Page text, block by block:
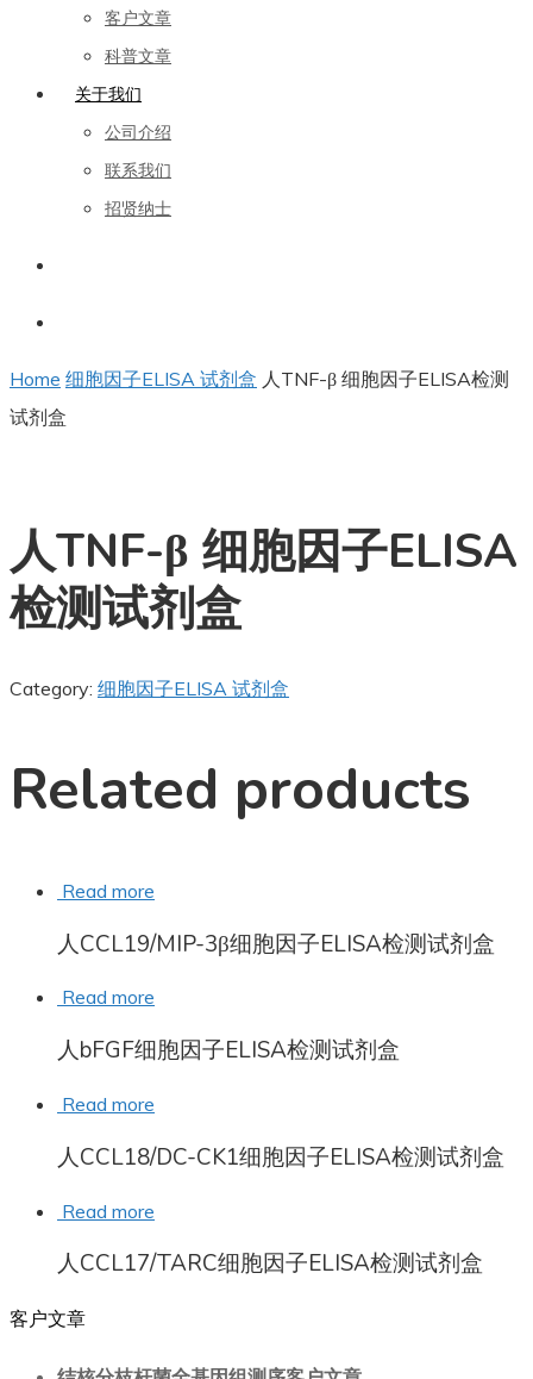
客户文章
科普文章
关于我们
公司介绍
联系我们
招贤纳士
Home 细胞因子ELISA 试剂盒 人TNF-β 细胞因子ELISA检测
试剂盒
人TNF-β 细胞因子ELISA
检测试剂盒
Category: 细胞因子ELISA 试剂盒
Related products
Read more
人CCL19/MIP-3β细胞因子ELISA检测试剂盒
Read more
人bFGF细胞因子ELISA检测试剂盒
Read more
人CCL18/DC-CK1细胞因子ELISA检测试剂盒
Read more
人CCL17/TARC细胞因子ELISA检测试剂盒
客户文章